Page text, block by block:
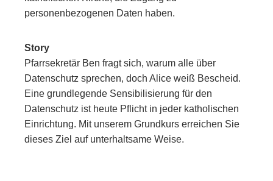
personenbezogenen Daten haben.
Story
Pfarrsekretär Ben fragt sich, warum alle über
Datenschutz sprechen, doch Alice weiß Bescheid.
Eine grundlegende Sensibilisierung für den
Datenschutz ist heute Pflicht in jeder katholischen
Einrichtung. Mit unserem Grundkurs erreichen Sie
dieses Ziel auf unterhaltsame Weise.